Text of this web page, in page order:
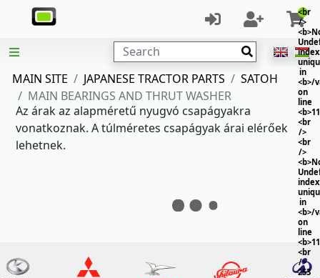
<br
/>
in
<b>/
on
line
<br
/>
<br
/>
in
<b>/
on
line
<br
/>
253
Search
MAIN SITE
JAPANESE TRACTOR PARTS
SATOH
MAIN BEARINGS AND THRUT WASHER
Az árak az alapméretű nyugvó csapágyakra
vonatkoznak. A túlméretes csapágyak árai elérőek
lehetnek.